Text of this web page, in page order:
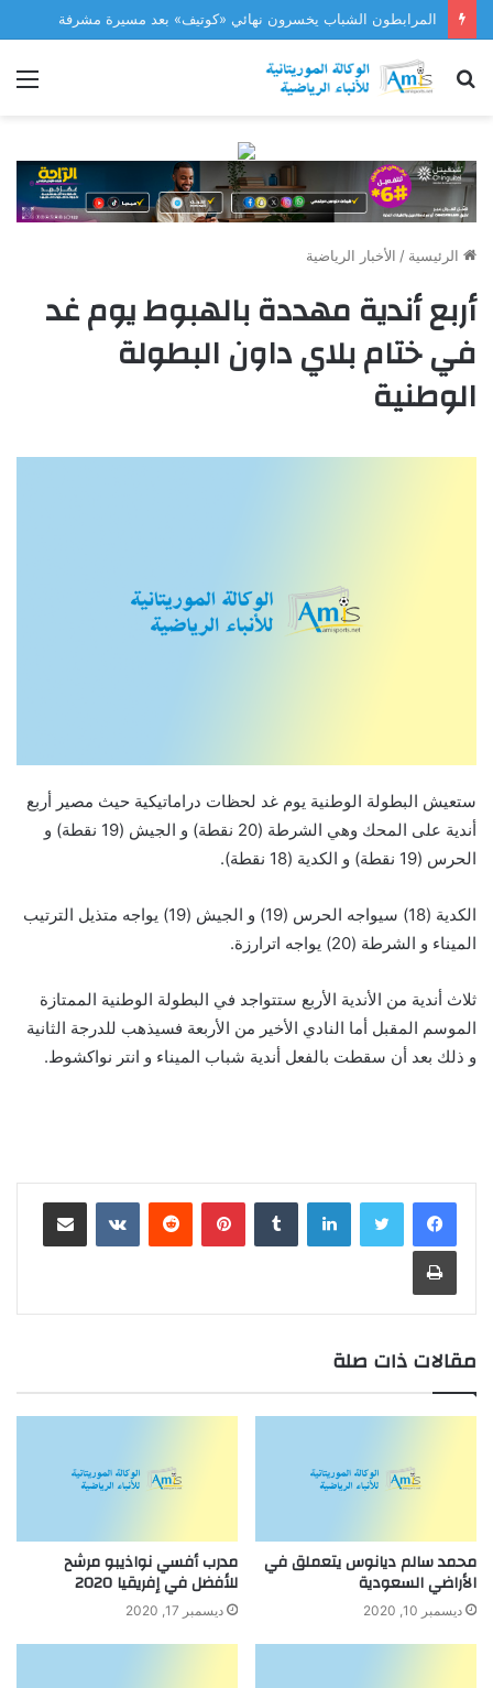
المرابطون الشباب يخسرون نهائي «كوتيف» بعد مسيرة مشرفة
بحث
الرئيسية / الأخبار الرياضية
أربع أندية مهددة بالهبوط يوم غد
في ختام بلاي داون البطولة
الوطنية
ستعيش البطولة الوطنية يوم غد لحظات دراماتيكية حيث مصير أربع
أندية على المحك وهي الشرطة (20 نقطة) و الجيش (19 نقطة) و
الحرس (19 نقطة) و الكدية (18 نقطة).
الكدية (18) سيواجه الحرس (19) و الجيش (19) يواجه متذيل الترتيب
الميناء و الشرطة (20) يواجه اترارزة.
ثلاث أندية من الأندية الأربع ستتواجد في البطولة الوطنية الممتازة
الموسم المقبل أما النادي الأخير من الأربعة فسيذهب للدرجة الثانية
و ذلك بعد أن سقطت بالفعل أندية شباب الميناء و انتر نواكشوط.
لينكدإن بينتيريست مشاركة عبر البريد
طباعة
مقالات ذات صلة
محمد سالم ديانوس يتعملق في
الأراضي السعودية
ديسمبر 10, 2020
مدرب أفسي نواذيبو مرشح
للأفضل في إفريقيا 2020
ديسمبر 17, 2020